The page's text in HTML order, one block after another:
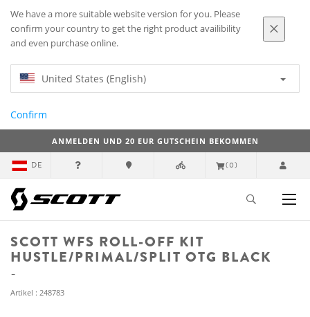
We have a more suitable website version for you. Please
confirm your country to get the right product availibility
and even purchase online.
United States (English)
Confirm
ANMELDEN UND 20 EUR GUTSCHEIN BEKOMMEN
DE (0)
SCOTT WFS ROLL-OFF KIT
HUSTLE/PRIMAL/SPLIT OTG BLACK
Artikel : 248783